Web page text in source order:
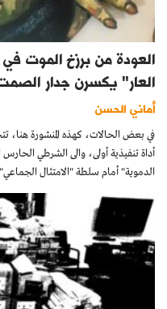
العودة من برزخ الموت
العار" يكسرن جدار
أماني الحسن
في بعض الحالات، كهذه المنشورة هنا،
أداة تنفيذية أولى، والى الشرطي
الدموية" أمام سلطة "الامتثال